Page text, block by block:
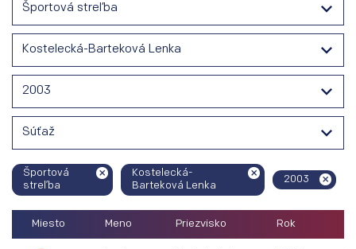
Športová streľba
Kostelecká-Barteková Lenka
2003
Súťaž
Športová
streľba
Kostelecká-
Barteková Lenka
2003
Miesto Meno Priezvisko Rok